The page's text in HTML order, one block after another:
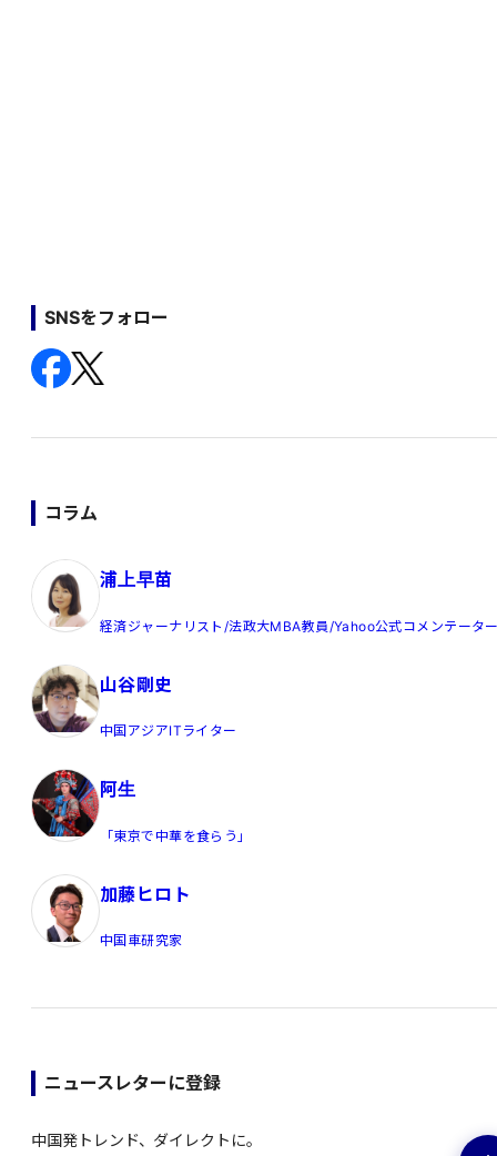
SNSをフォロー
コラム
浦上早苗
経済ジャーナリスト/法政大MBA教員/Yahoo公式コメンテータ
山谷剛史
中国アジアITライター
阿生
「東京で中華を食らう」
加藤ヒロト
中国車研究家
ニュースレターに登録
中国発トレンド、ダイレクトに。